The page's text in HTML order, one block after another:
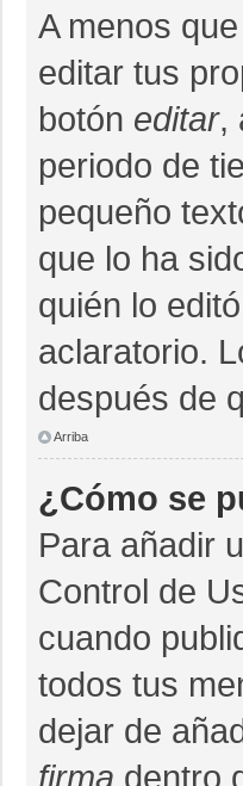
A menos
editar tus
botón editar,
periodo de
pequeño
que lo ha
quién lo
aclaratorio.
después de
Arriba
¿Cómo se
Para añadir
Control de
cuando
todos tus
dejar de
firma dentro